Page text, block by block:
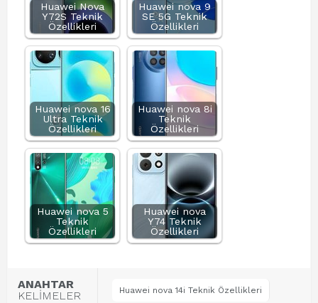
Huawei Nova
Y72S Teknik
Özellikleri
Huawei nova 9
SE 5G Teknik
Özellikleri
Huawei nova 16
Ultra Teknik
Özellikleri
Huawei nova 8i
Teknik
Özellikleri
Huawei nova 5
Teknik
Özellikleri
Huawei nova
Y74 Teknik
Özellikleri
ANAHTAR
KELİMELER
Huawei nova 14i Teknik Özellikleri